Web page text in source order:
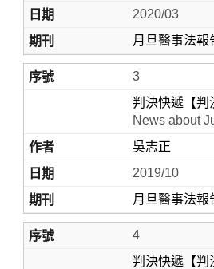
2020/03
月旦醫事法報
3
判決快遞【判
News about
吳志正
2019/10
月旦醫事法報
4
判決快遞【判